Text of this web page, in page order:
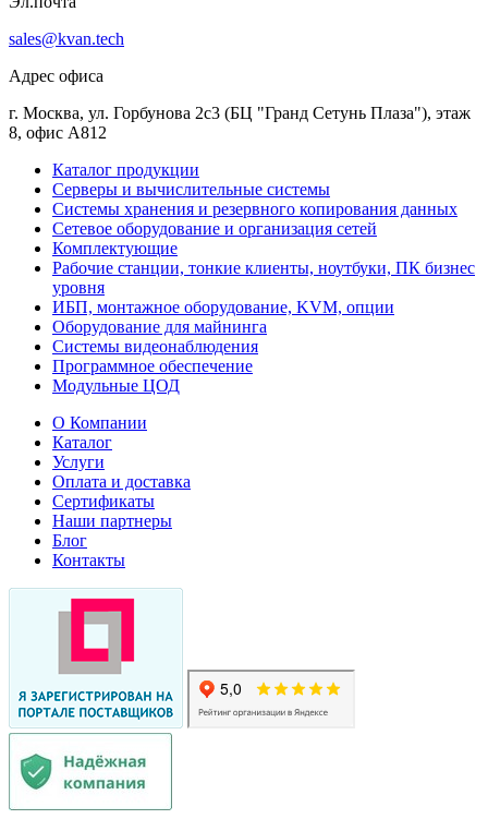
sales@kvan.tech
Адрес офиса
г. Москва, ул. Горбунова 2с3 (БЦ "Гранд Сетунь Плаза"), этаж
8, офис А812
Каталог продукции
Серверы и вычислительные системы
Системы хранения и резервного копирования данных
Сетевое оборудование и организация сетей
Комплектующие
Рабочие станции, тонкие клиенты, ноутбуки, ПК бизнес
уровня
ИБП, монтажное оборудование, KVM, опции
Оборудование для майнинга
Системы видеонаблюдения
Программное обеспечение
Модульные ЦОД
О Компании
Каталог
Услуги
Оплата и доставка
Сертификаты
Наши партнеры
Блог
Контакты